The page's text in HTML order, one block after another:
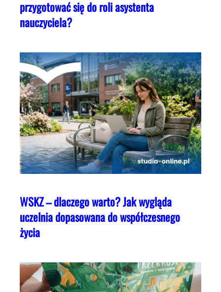
przygotować się do roli asystenta
nauczyciela?
WSKZ – dlaczego warto? Jak wygląda
uczelnia dopasowana do współczesnego
życia